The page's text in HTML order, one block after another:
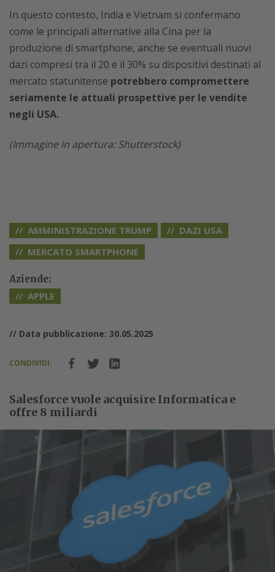
In questo contesto, India e Vietnam si confermano
come le principali alternative alla Cina per la
produzione di smartphone, anche se eventuali nuovi
dazi compresi tra il 20 e il 30% su dispositivi destinati al
mercato statunitense potrebbero compromettere
seriamente le attuali prospettive per le vendite
negli USA.
(Immagine in apertura: Shutterstock)
AMMINISTRAZIONE TRUMP
DAZI USA
MERCATO SMARTPHONE
Aziende:
APPLE
// Data pubblicazione: 30.05.2025
CONDIVIDI:
Salesforce vuole acquisire Informatica e
offre 8 miliardi